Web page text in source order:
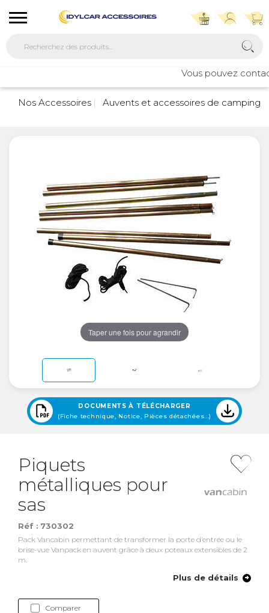
Vous pouvez
Nos Accessoires Auvents et accessoires de camping
Taper une fois pour agrandir
DOCUMENTS À TÉLÉCHARGER
(Fiche technique, Notice, Pièces détachées...)
Piquets
métalliques pour
sas
Réf : 730302
Pack Vancabin permettant de transformer la porte d’entrée ou le
brise-vue Vanpack en auvent grâce à deux poteaux extensibles de 2
m.
Plus de détails
Comparer